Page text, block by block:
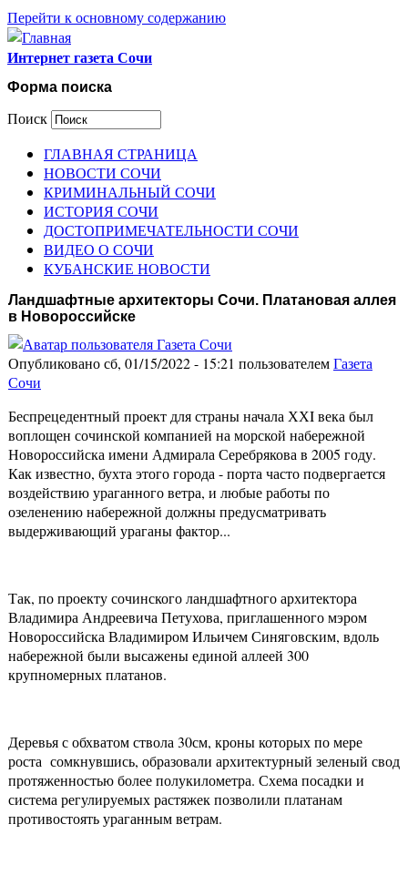
Перейти к основному содержанию
Интернет газета Сочи
Форма поиска
Поиск
ГЛАВНАЯ СТРАНИЦА
НОВОСТИ СОЧИ
КРИМИНАЛЬНЫЙ СОЧИ
ИСТОРИЯ СОЧИ
ДОСТОПРИМЕЧАТЕЛЬНОСТИ СОЧИ
ВИДЕО О СОЧИ
КУБАНСКИЕ НОВОСТИ
Ландшафтные архитекторы Сочи. Платановая аллея
в Новороссийске
Опубликовано сб, 01/15/2022 - 15:21 пользователемГазета
Сочи
Беспрецедентный проект для страны начала ХХI века был
воплощен сочинской компанией на морской набережной
Новороссийска имени Адмирала Серебрякова в 2005 году.
Как известно, бухта этого города - порта часто подвергается
воздействию ураганного ветра, и любые работы по
озеленению набережной должны предусматривать
выдерживающий ураганы фактор...
Так, по проекту сочинского ландшафтного архитектора
Владимира Андреевича Петухова, приглашенного мэром
Новороссийска Владимиром Ильичем Синяговским, вдоль
набережной были высажены единой аллеей 300
крупномерных платанов.
Деревья с обхватом ствола 30см, кроны которых по мере
роста сомкнувшись, образовали архитектурный зеленый свод
протяженностью более полукилометра. Схема посадки и
система регулируемых растяжек позволили платанам
противостоять ураганным ветрам.